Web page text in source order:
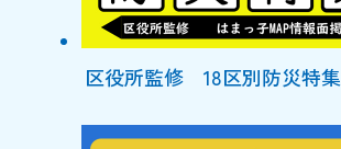
区役所監修 18区別防災特集